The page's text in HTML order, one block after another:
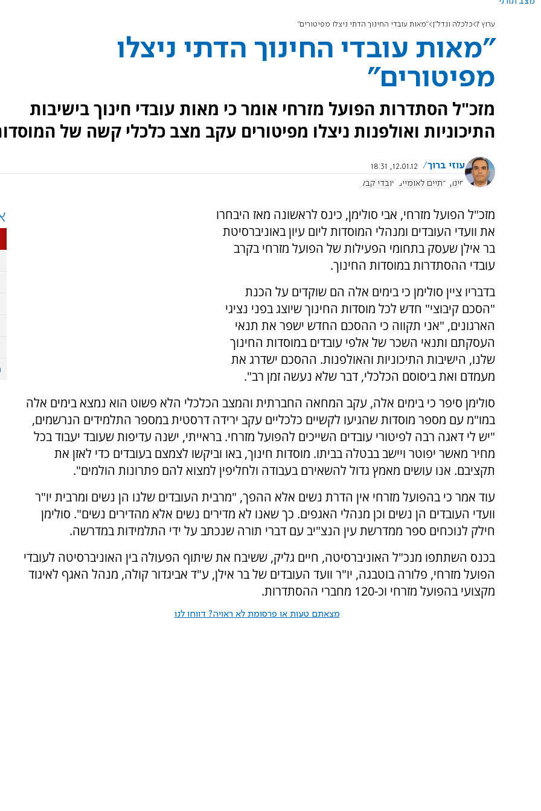
ערוץ 7 כלכלה ונדל"ן "מאות עובדי החינוך הדתי ניצלו מפיטורים"
"מאות עובדי החינוך הדתי ניצלו
מפיטורים"
מזכ"ל הסתדרות הפועל מזרחי אומר כי מאות עובדי חינוך בישיבות
התיכוניות ואולפנות ניצלו מפיטורים עקב מצב כלכלי קשה של
עוזי ברוך
12.01.12, 18:31
חינוך דתיים לאומיים עובדי קבלן
מזכ"ל הפועל מזרחי, אבי סולימן, כינס לראשונה מאז היבחרו
את וועדי העובדים ומנהלי המוסדות ליום עיון באוניברסיטת
בר אילן שעסק בתחומי הפעילות של הפועל מזרחי בקרב
עובדי ההסתדרות במוסדות החינוך.
בדבריו ציין סולימן כי בימים אלה הם שוקדים על הכנת
"הסכם קיבוצי" חדש לכל מוסדות החינוך שיוצג בפני נציגי
הארגונים, "אני תקווה כי ההסכם החדש ישפר את תנאי
העסקתם ותנאי השכר של אלפי עובדים במוסדות החינוך
שלנו, הישיבות התיכוניות והאולפנות. ההסכם ישדרג את
מעמדם ואת ביסוסם הכלכלי, דבר שלא נעשה זמן רב".
סולימן סיפר כי בימים אלה, עקב המחאה החברתית והמצב הכלכלי הלא פשוט הוא נמצא בימים אלה
במו"מ עם מספר מוסדות שהגיעו לקשיים כלכליים עקב ירידה דרסטית במספר התלמידים הנרשמים,
"יש לי דאגה רבה לפיטורי עובדים השייכים להפועל מזרחי. בראייתי, ישנה עדיפות שעובד יעבוד בכל
מחיר מאשר יפוטר ויישב בבטלה בביתו. מוסדות חינוך, באו וביקשו לצמצם בעובדים כדי לאזן את
תקציבם. אנו עושים מאמץ גדול להשאירם בעבודה ולחליפין למצוא להם פתרונות הולמים".
עוד אמר כי בהפועל מזרחי אין הדרת נשים אלא ההפך, "מרבית העובדים שלנו הן נשים ומרבית יו"ר
וועדי העובדים הן נשים וכן מנהלי האגפים. כך שאנו לא מדירים נשים אלא מהדירים נשים". סולימן
חילק לנוכחים ספר ממדרשת עין הנצ"יב עם דברי תורה שנכתב על ידי התלמידות במדרשה.
בכנס השתתפו מנכ"ל האוניברסיטה, חיים גליק, ששיבח את שיתוף הפעולה בין האוניברסיטה לעובדי
הפועל מזרחי, פלורה בוטבגה, יו"ר וועד העובדים של בר אילן, ע"ד אביגדור קולה, מנהל האגף לאיגוד
מקצועי בהפועל מזרחי וכ-120 מחברי ההסתדרות.
מצאתם טעות או פרסומת לא ראויה? דווחו לנו